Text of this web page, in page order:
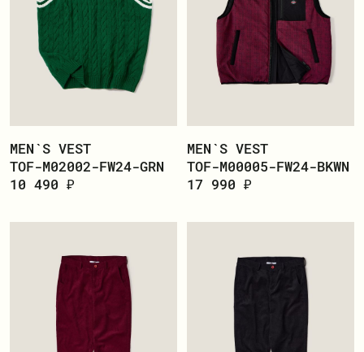
MEN`S VEST
TOF-M02002-FW24-GRN
10 490 ₽
MEN`S VEST
TOF-M00005-FW24-BKWN
17 990 ₽